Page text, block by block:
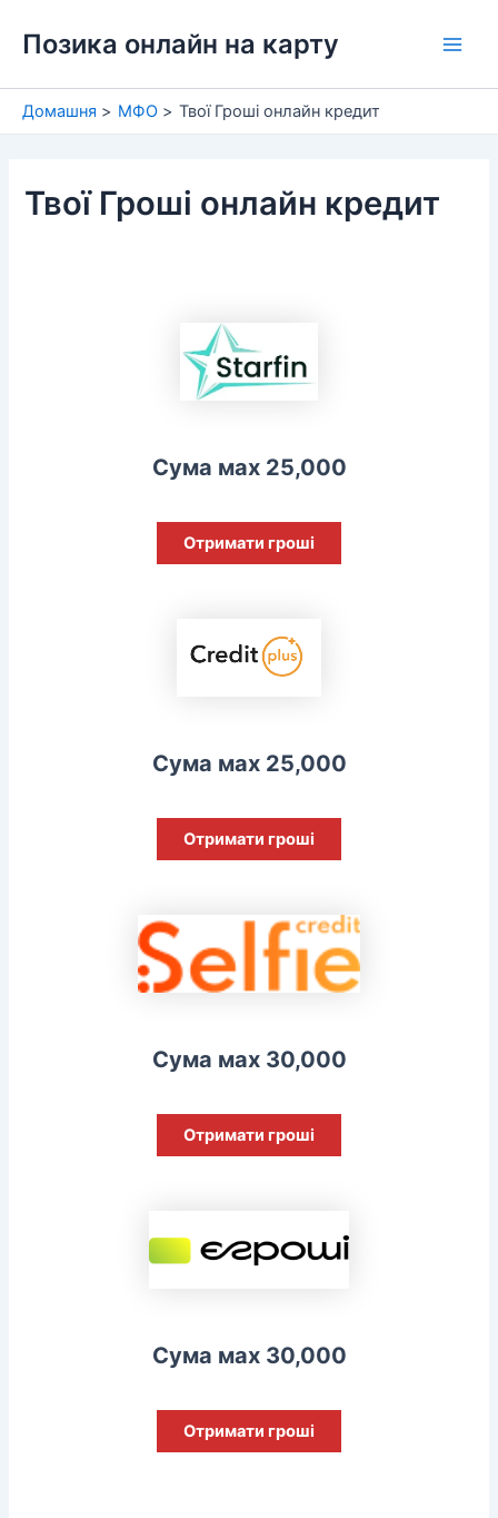
Позика онлайн на карту
Домашня МФО Твої Гроші онлайн кредит
Твої Гроші онлайн кредит
Сума мах 25,000
Отримати гроші
Сума мах 25,000
Отримати гроші
Сума мах 30,000
Отримати гроші
Сума мах 30,000
Отримати гроші